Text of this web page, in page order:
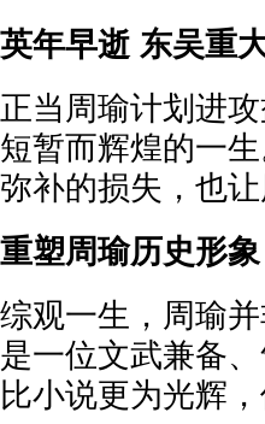
英年早逝 东吴重
正当周瑜计划进
短暂而辉煌的一
弥补的损失，也
重塑周瑜历史形象
综观一生，周瑜
是一位文武兼备
比小说更为光辉